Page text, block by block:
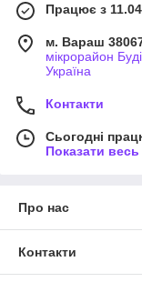
Працює з
м. Вараш
мікрорайон
Україна
Контакти
Сьогодні
Показати
Про нас
Контакти